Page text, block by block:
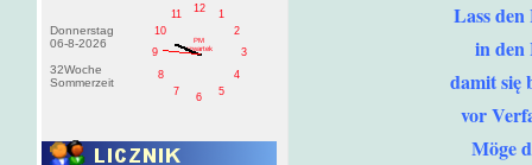
Donnerstag
06-8-2026
32Woche
Sommerzeit
1
2
3
4
5
6
7
8
9
10
11
12
PM
czwartek
Lass den
in den
damit się
vor
Möge